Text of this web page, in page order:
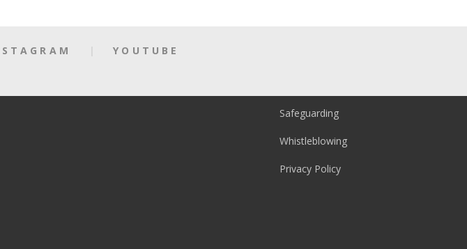
YOUTUBE
Safeguarding
Whistleblowing
Privacy Policy